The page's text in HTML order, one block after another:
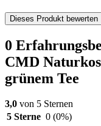
Dieses Produkt bewerten
0
CMD
grünem Tee
3,0 von 5 Sternen
5 Sterne 0 (0%)